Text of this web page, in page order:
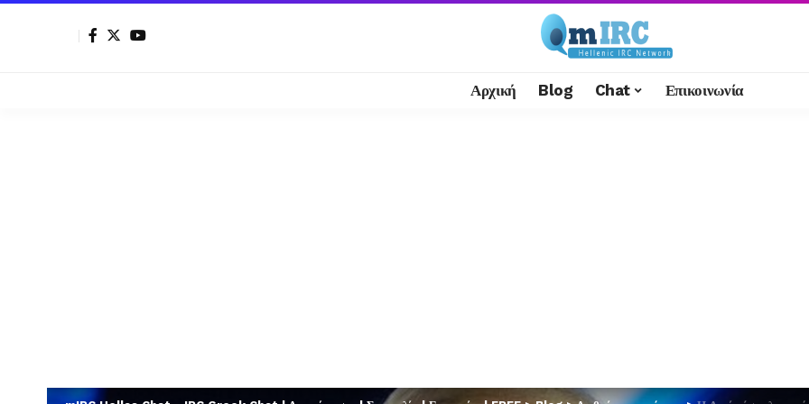
Αρχική Blog Chat Επικοινωνία